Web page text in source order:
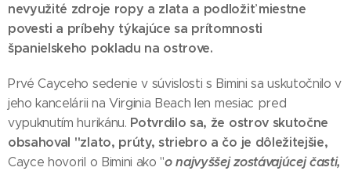
nevyužité zdroje ropy a zlata a podložiť miestne
povesti a príbehy týkajúce sa prítomnosti
španielskeho pokladu na ostrove.
Prvé Cayceho sedenie v súvislosti s Bimini sa uskutočnilo v
jeho kancelárii na Virginia Beach len mesiac pred
vypuknutím hurikánu. Potvrdilo sa, že ostrov skutočne
obsahoval "zlato, prúty, striebro a čo je dôležitejšie,
Cayce hovoril o Bimini ako "o najvyššej zostávajúcej časti,